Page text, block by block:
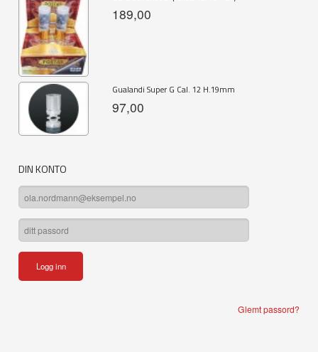
189,00
Gualandi Super G Cal. 12 H.19mm
97,00
DIN KONTO
Glemt passord?